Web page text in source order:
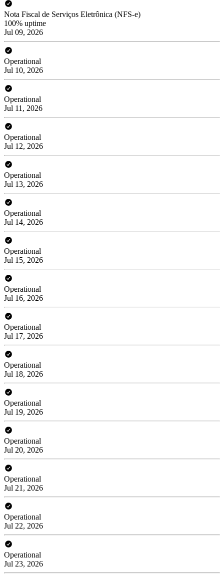
Nota Fiscal de Serviços Eletrônica (NFS-e)
100% uptime
Jul 09, 2026
Operational
Jul 10, 2026
Operational
Jul 11, 2026
Operational
Jul 12, 2026
Operational
Jul 13, 2026
Operational
Jul 14, 2026
Operational
Jul 15, 2026
Operational
Jul 16, 2026
Operational
Jul 17, 2026
Operational
Jul 18, 2026
Operational
Jul 19, 2026
Operational
Jul 20, 2026
Operational
Jul 21, 2026
Operational
Jul 22, 2026
Operational
Jul 23, 2026